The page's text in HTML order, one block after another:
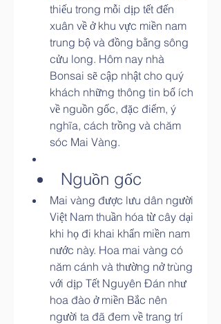
thiếu trong mỗi dịp tết đến
xuân về ở khu vực miền nam
trung bộ và đồng bằng sông
cửu long. Hôm nay nhà
Bonsai sẽ cập nhật cho quý
khách những thông tin bổ ích
về nguồn gốc, đặc điểm, ý
nghĩa, cách trồng và chăm
sóc Mai Vàng.
Nguồn gốc
Mai vàng được lưu dân người
Việt Nam thuần hóa từ cây dại
khi họ đi khai khẩn miền nam
nước này. Hoa mai vàng có
năm cánh và thường nở trùng
với dịp Tết Nguyên Đán như
hoa đào ở miền Bắc nên
người ta đã đem về trang trí